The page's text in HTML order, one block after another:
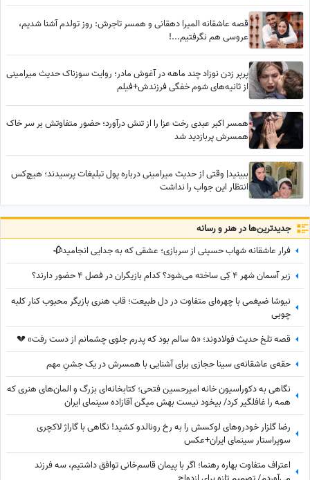
قصه عاشقانه المیرا دهقانی و همسر تاجرش: روز تولدم آشنا شدیم،
عروسی هم نگرفتیم...!
پرپر زدن نوزاد چند ماهه در آغوش مادر؛ روایت سوزناک حدیث میرامینی
از ثانیه‌های شوم خفگی فرزندش+فیلم
همسر اکبر عبدی رخت عزا را از تنش درآورد؛ حضور متفاوتش بر سر خاک
همسرش پربازدید شد
ببینید| وقتی از حدیث میرامینی درباره پول تبلیغات پرسیدند؛ هیچ‌کس
انتظار این جواب را نداشت
جدید‌ترین‌ها در هنر و رسانه
فرار عاشقانه شهاب حسینی از سربازی؛ عشقی که به جدایی انجامید🥀
زیر آسمان شهر 4 کِی ساخته می‌شود؟ کدام بازیگران در فصل 4 حضور دارند؟
نیوشا ضیغمی با چهره‌ای متفاوت در دل طبیعت؛ قاب هنری بازیگر محبوب کنار کلبه
چوبی
قصه تلخ حدیث فولادوند؛ «5 سالم بود که پدرم جلوی چشمانم از دست رفت» 💔
حقه‌ی عاشقانه‌ی سینا حجازی برای آشنایی با همسرش در یک جشنِ مهم
نگاهی به دکوراسیون خانه امیرحسین فتحی؛ کتابخانه‌ای بزرگ و المان‌های هنری که
همه را غافلگیر کرد/ بیخود نیست بهش میگن آقازاده سینمای ایران
رضا گلزار خودروهای لوکسش را به رخ رونالدو کشید! نگاهی با گاراژ لاکچری
سوپراستار سینمای ایران+عکس
اعتراف متفاوت بهاره رهنما؛ اگر با پیمان قاسم‌خانی توافق داشتیم، سه فرزند